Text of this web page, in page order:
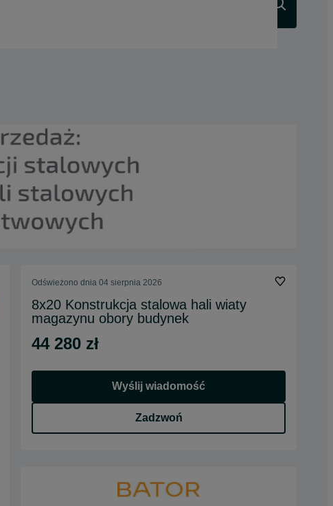
Odświeżono dnia 04 sierpnia 2026
8x20 Konstrukcja stalowa hali wiaty
magazynu obory budynek
44 280 zł
Wyślij wiadomość
Zadzwoń